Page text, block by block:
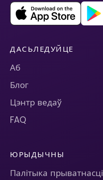
ДАСЬЛЕДУЙЦЕ
Аб
Блог
Цэнтр ведаў
FAQ
ЮРЫДЫЧНЫ
Палітыка прыватнасці